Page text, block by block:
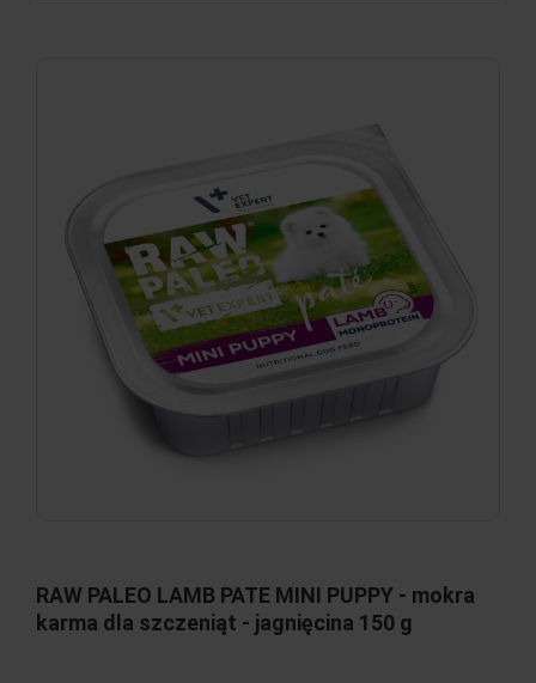
RAW PALEO LAMB PATE MINI PUPPY - mokra
karma dla szczeniąt - jagnięcina 150 g